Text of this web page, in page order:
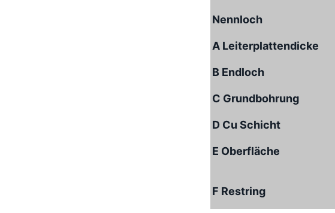
Nennloch
A Leiterplattendicke
B Endloch
C Grundbohrung
D Cu Schicht
E Oberfläche
F Restring